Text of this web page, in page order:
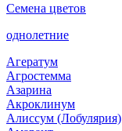
Семена цветов
однолетние
Агератум
Агростемма
Азарина
Акроклинум
Алиссум (Лобулярия)